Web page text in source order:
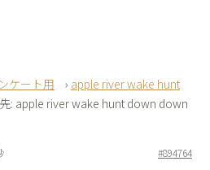
ケート用 › apple river wake hunt
: apple river wake hunt down down
#894764